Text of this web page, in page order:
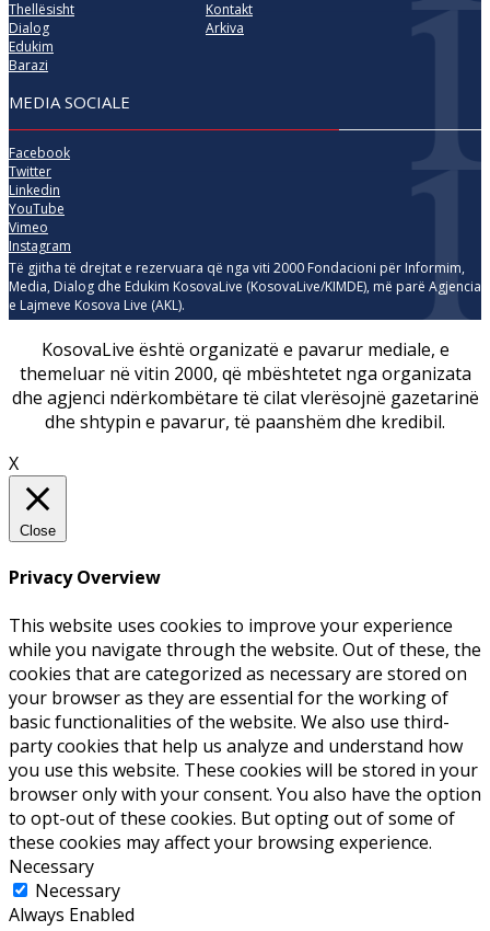
Thellësisht
Dialog
Edukim
Barazi
Kontakt
Arkiva
MEDIA SOCIALE
Facebook
Twitter
Linkedin
YouTube
Vimeo
Instagram
Të gjitha të drejtat e rezervuara që nga viti 2000 Fondacioni për Informim,
Media, Dialog dhe Edukim KosovaLive (KosovaLive/KIMDE), më parë Agjencia
e Lajmeve Kosova Live (AKL).
KosovaLive është organizatë e pavarur mediale, e
themeluar në vitin 2000, që mbështetet nga organizata
dhe agjenci ndërkombëtare të cilat vlerësojnë gazetarinë
dhe shtypin e pavarur, të paanshëm dhe kredibil.
X
Close
Privacy Overview
This website uses cookies to improve your experience
while you navigate through the website. Out of these, the
cookies that are categorized as necessary are stored on
your browser as they are essential for the working of
basic functionalities of the website. We also use third-
party cookies that help us analyze and understand how
you use this website. These cookies will be stored in your
browser only with your consent. You also have the option
to opt-out of these cookies. But opting out of some of
these cookies may affect your browsing experience.
Necessary
Necessary
Always Enabled